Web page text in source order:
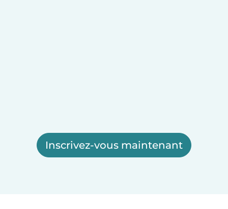
Inscrivez-vous maintenant